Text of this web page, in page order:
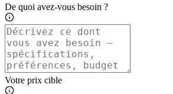
De quoi avez-vous besoin ?
Votre prix cible